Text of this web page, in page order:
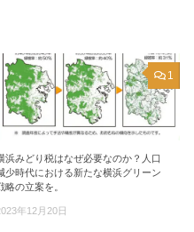
1
浜みどり税はなぜ必要なのか？人口
少時代における新たな横浜グリーン
略の立案を。
年12月20日